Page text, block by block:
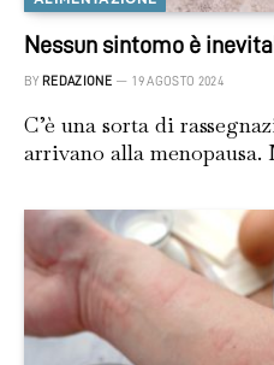
Nessun sintomo è
BY REDAZIONE 19 AGOSTO 2024
C’è una sorta di
arrivano alla